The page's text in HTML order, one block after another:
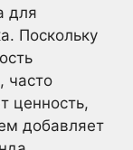
для
Поскольку
часто
ценность,
добавляет